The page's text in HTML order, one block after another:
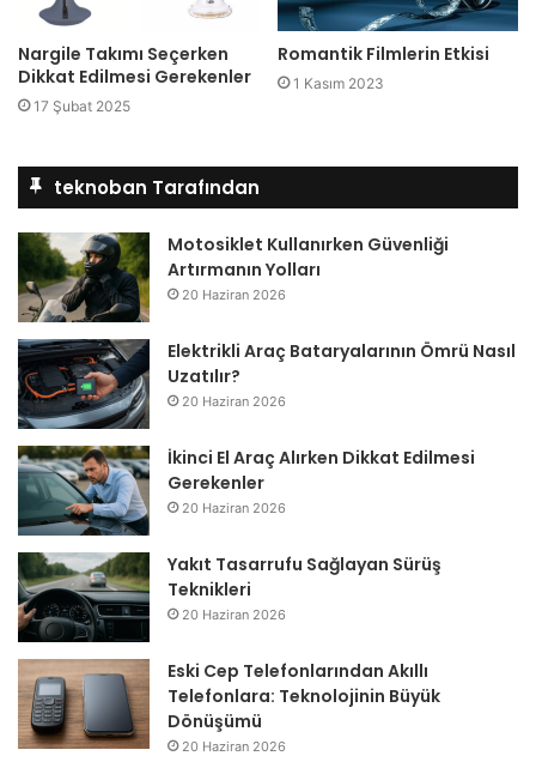
Nargile Takımı Seçerken
Dikkat Edilmesi Gerekenler
17 Şubat 2025
Romantik Filmlerin Etkisi
1 Kasım 2023
teknoban Tarafından
Motosiklet Kullanırken Güvenliği
Artırmanın Yolları
20 Haziran 2026
Elektrikli Araç Bataryalarının Ömrü Nasıl
Uzatılır?
20 Haziran 2026
İkinci El Araç Alırken Dikkat Edilmesi
Gerekenler
20 Haziran 2026
Yakıt Tasarrufu Sağlayan Sürüş
Teknikleri
20 Haziran 2026
Eski Cep Telefonlarından Akıllı
Telefonlara: Teknolojinin Büyük
Dönüşümü
20 Haziran 2026